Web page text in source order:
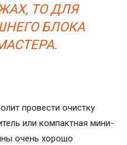
ТО ДЛЯ
БЛОКА
провести очистку
или компактная мини-
очень хорошо